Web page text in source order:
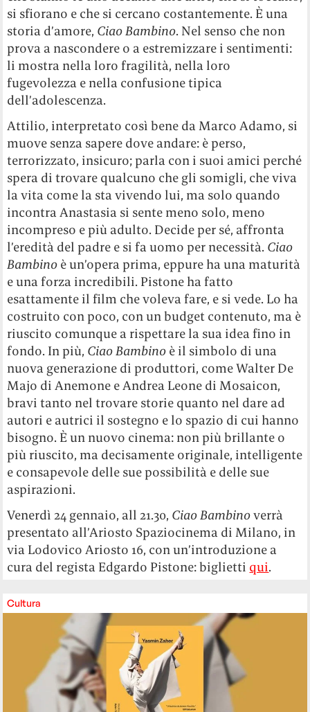
si sfiorano e che si cercano costantemente. È una
storia d’amore, Ciao Bambino. Nel senso che non
prova a nascondere o a estremizzare i sentimenti:
li mostra nella loro fragilità, nella loro
fugevolezza e nella confusione tipica
dell’adolescenza.
Attilio, interpretato così bene da Marco Adamo, si
muove senza sapere dove andare: è perso,
terrorizzato, insicuro; parla con i suoi amici perché
spera di trovare qualcuno che gli somigli, che viva
la vita come la sta vivendo lui, ma solo quando
incontra Anastasia si sente meno solo, meno
incompreso e più adulto. Decide per sé, affronta
l’eredità del padre e si fa uomo per necessità. Ciao
Bambino è un’opera prima, eppure ha una maturità
e una forza incredibili. Pistone ha fatto
esattamente il film che voleva fare, e si vede. Lo ha
costruito con poco, con un budget contenuto, ma è
riuscito comunque a rispettare la sua idea fino in
fondo. In più, Ciao Bambino è il simbolo di una
nuova generazione di produttori, come Walter De
Majo di Anemone e Andrea Leone di Mosaicon,
bravi tanto nel trovare storie quanto nel dare ad
autori e autrici il sostegno e lo spazio di cui hanno
bisogno. È un nuovo cinema: non più brillante o
più riuscito, ma decisamente originale, intelligente
e consapevole delle sue possibilità e delle sue
aspirazioni.
Venerdì 24 gennaio, all 21.30, Ciao Bambinoverrà
presentato all’Ariosto Spaziocinema di Milano, in
via Lodovico Ariosto 16, con un’introduzione a
cura del regista Edgardo Pistone: biglietti qui.
Cultura